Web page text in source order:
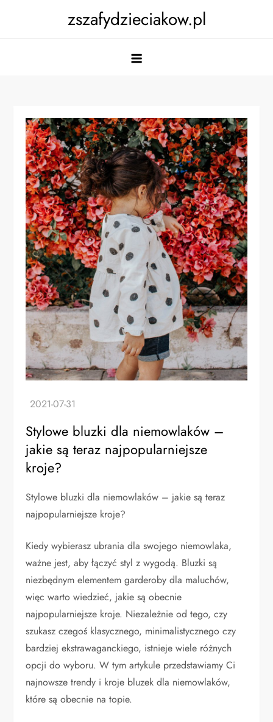
zszafydzieciakow.pl
Stylowe bluzki dla niemowlaków –
jakie są teraz najpopularniejsze
kroje?
Stylowe bluzki dla niemowlaków – jakie są teraz
najpopularniejsze kroje?
Kiedy wybierasz ubrania dla swojego niemowlaka,
ważne jest, aby łączyć styl z wygodą. Bluzki są
niezbędnym elementem garderoby dla maluchów,
więc warto wiedzieć, jakie są obecnie
najpopularniejsze kroje. Niezależnie od tego, czy
szukasz czegoś klasycznego, minimalistycznego czy
bardziej ekstrawaganckiego, istnieje wiele różnych
opcji do wyboru. W tym artykule przedstawiamy Ci
najnowsze trendy i kroje bluzek dla niemowlaków,
które są obecnie na topie.